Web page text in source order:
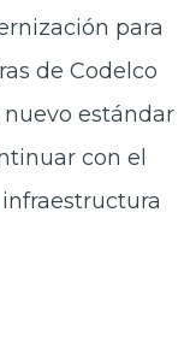
para
de Codelco
estándar
con el